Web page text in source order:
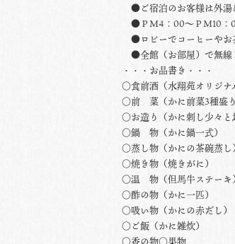
●ご宿泊のお客様は外湯
●ＰＭ4：00〜ＰＭ10：
●ロビーでコーヒーやお
●全館（お部屋）で無線
・・・お品書き・・・
○食前酒（水翔苑オリジナ
○前 菜（かに前菜3種盛り
○お造り（かに刺し少々と
○鍋 物（かに鍋一式）
○蒸し物（かにの茶碗蒸し）
○焼き物（焼きがに）
○温 物（但馬牛ステーキ）
○酢の物（かに一匹）
○吸い物（かにの赤だし）
○ご飯（かに雑炊）